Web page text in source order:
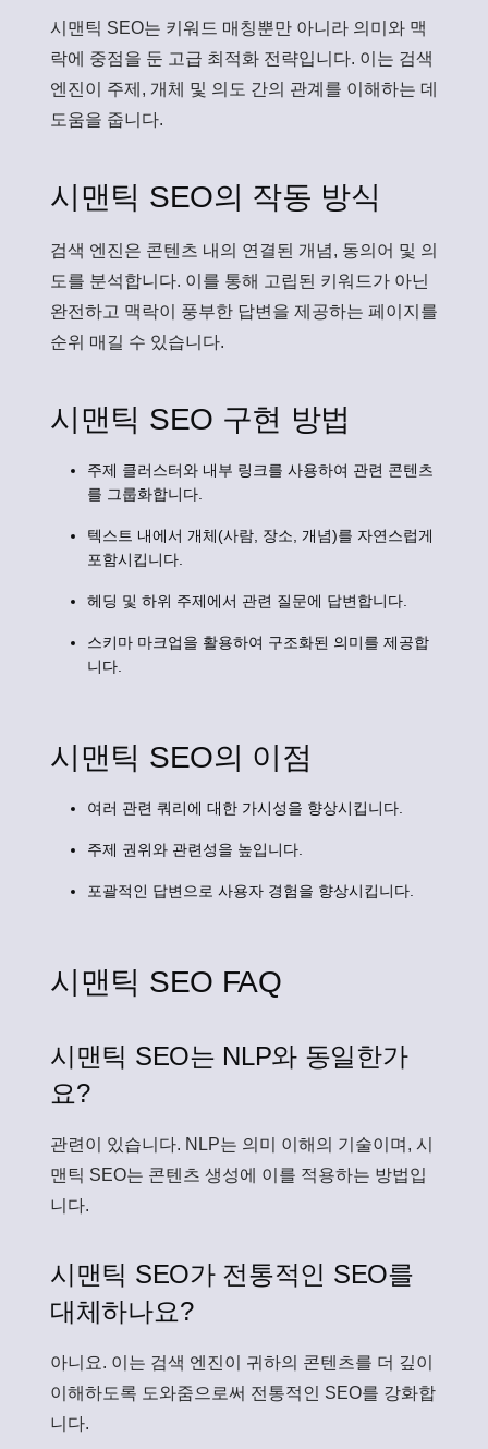
시맨틱 SEO는 키워드 매칭뿐만 아니라 의미와 맥
락에 중점을 둔 고급 최적화 전략입니다. 이는 검색
엔진이 주제, 개체 및 의도 간의 관계를 이해하는 데
도움을 줍니다.
시맨틱 SEO의 작동 방식
검색 엔진은 콘텐츠 내의 연결된 개념, 동의어 및 의
도를 분석합니다. 이를 통해 고립된 키워드가 아닌
완전하고 맥락이 풍부한 답변을 제공하는 페이지를
순위 매길 수 있습니다.
시맨틱 SEO 구현 방법
주제 클러스터와 내부 링크를 사용하여 관련 콘텐츠
를 그룹화합니다.
텍스트 내에서 개체(사람, 장소, 개념)를 자연스럽게
포함시킵니다.
헤딩 및 하위 주제에서 관련 질문에 답변합니다.
스키마 마크업을 활용하여 구조화된 의미를 제공합
니다.
시맨틱 SEO의 이점
여러 관련 쿼리에 대한 가시성을 향상시킵니다.
주제 권위와 관련성을 높입니다.
포괄적인 답변으로 사용자 경험을 향상시킵니다.
시맨틱 SEO FAQ
시맨틱 SEO는 NLP와 동일한가
요?
관련이 있습니다. NLP는 의미 이해의 기술이며, 시
맨틱 SEO는 콘텐츠 생성에 이를 적용하는 방법입
니다.
시맨틱 SEO가 전통적인 SEO를
대체하나요?
아니요. 이는 검색 엔진이 귀하의 콘텐츠를 더 깊이
이해하도록 도와줌으로써 전통적인 SEO를 강화합
니다.